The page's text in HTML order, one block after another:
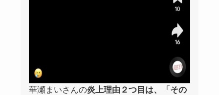
華瀬まいさんの炎上理由２つ目は、「その